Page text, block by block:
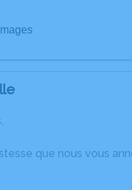
que nous vous